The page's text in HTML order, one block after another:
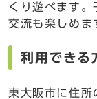
くり遊べます
交流も楽しめま
利用できる
東大阪市に住所